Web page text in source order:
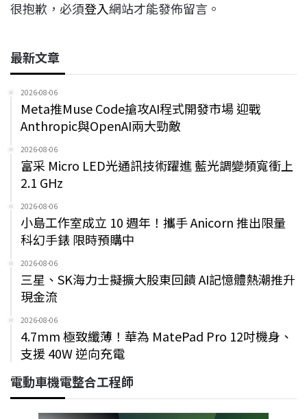
很抱歉，必須登入網站才能發佈留言。
最新文章
2026-08-06
Meta推Muse Code搶攻AI程式開發市場 迎戰
Anthropic與OpenAI兩大勁敵
2026-08-06
富采 Micro LED光通訊技術躍進 藍光調變頻寬衝上
2.1 GHz
2026-08-06
小島工作室成立 10 週年！攜手 Anicorn 推出限量
科幻手錶 限時預購中
2026-08-06
三星、SK海力士擬擴大股東回饋 AI記憶體熱潮推升
現金流
2026-08-06
4.7mm 極致纖薄！華為 MatePad Pro 12吋機身、
支援 40W 逆向充電
電動車機電整合工程師